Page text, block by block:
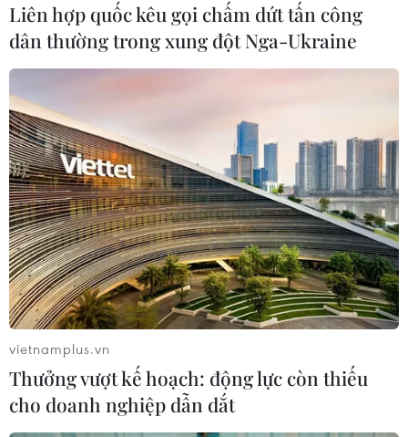
Liên hợp quốc kêu gọi chấm dứt tấn công
dân thường trong xung đột Nga-Ukraine
vietnamplus.vn
Thưởng vượt kế hoạch: động lực còn thiếu
cho doanh nghiệp dẫn dắt